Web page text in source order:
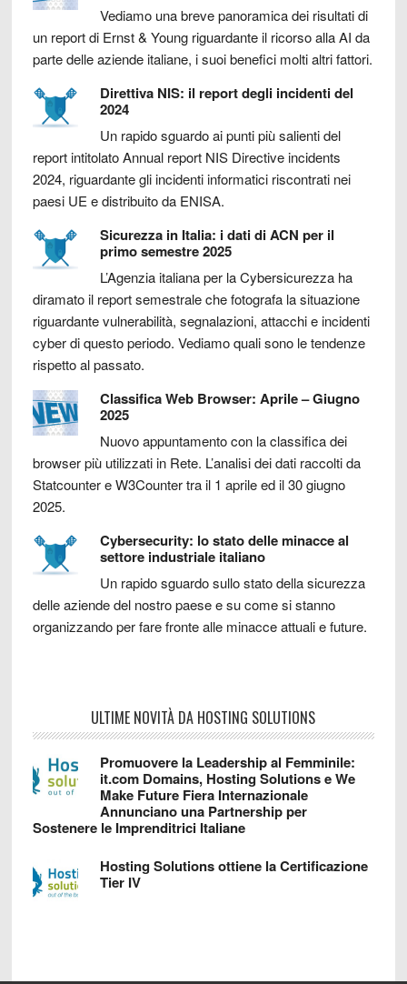
Vediamo una breve panoramica dei risultati di
un report di Ernst & Young riguardante il ricorso alla AI da
parte delle aziende italiane, i suoi benefici molti altri fattori.
Direttiva NIS: il report degli incidenti del
2024
Un rapido sguardo ai punti più salienti del
report intitolato Annual report NIS Directive incidents
2024, riguardante gli incidenti informatici riscontrati nei
paesi UE e distribuito da ENISA.
Sicurezza in Italia: i dati di ACN per il
primo semestre 2025
L’Agenzia italiana per la Cybersicurezza ha
diramato il report semestrale che fotografa la situazione
riguardante vulnerabilità, segnalazioni, attacchi e incidenti
cyber di questo periodo. Vediamo quali sono le tendenze
rispetto al passato.
Classifica Web Browser: Aprile – Giugno
2025
Nuovo appuntamento con la classifica dei
browser più utilizzati in Rete. L’analisi dei dati raccolti da
Statcounter e W3Counter tra il 1 aprile ed il 30 giugno
2025.
Cybersecurity: lo stato delle minacce al
settore industriale italiano
Un rapido sguardo sullo stato della sicurezza
delle aziende del nostro paese e su come si stanno
organizzando per fare fronte alle minacce attuali e future.
ULTIME NOVITÀ DA HOSTING SOLUTIONS
Promuovere la Leadership al Femminile:
it.com Domains, Hosting Solutions e We
Make Future Fiera Internazionale
Annunciano una Partnership per
Sostenere le Imprenditrici Italiane
Hosting Solutions ottiene la Certificazione
Tier IV